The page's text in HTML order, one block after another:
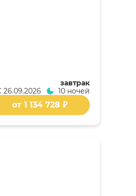
завтрак
26.09.2026 10 ночей
от 1 134 728 ₽